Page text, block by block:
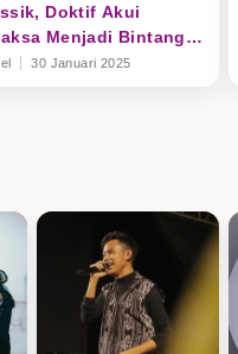
Doktif Akui
Menjadi Bintang
Hingga Keluhkan
30 Januari 2025